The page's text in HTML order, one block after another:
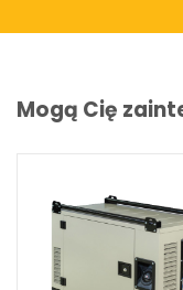
Mogą Cię